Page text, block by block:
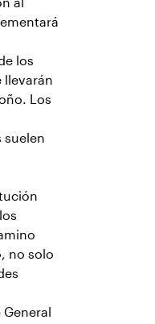
al
los
llevarán
Los
suelen
no solo